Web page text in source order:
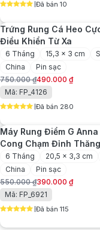
là:
1.800.000 ₫.
tại
là:
1.500.000 ₫.
Đã bán 10
Trứng Rung Cá Heo
Điều Khiển Từ Xa
6 Tháng 15,3 x 3 cm
China
Pin sạc
750.000₫
Giá
gốc
là:
750.000 ₫.
490.000 ₫
Giá
hiện
tại
là:
490.000 ₫.
Mã: FP_4126
Đã bán 280
Máy Rung Điểm G
Cong Chạm Đỉnh
6 Tháng 20,5 x 3,3 cm
China
Pin sạc
550.000₫
Giá
gốc
là:
550.000 ₫.
390.000 ₫
Giá
hiện
tại
là:
Mã: FP_6921
Đã bán 115